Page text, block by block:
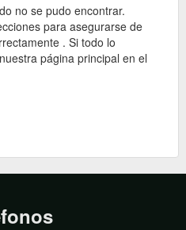
no se pudo encontrar.
para asegurarse de
. Si todo lo
página principal en el